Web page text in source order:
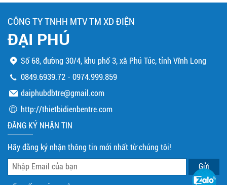
CÔNG TY TNHH MTV TM XD ĐIỆN
ĐẠI PHÚ
Số 68, đường 30/4, khu phố 3, xã Phú Túc, tỉnh Vĩnh Long
0849.6939.72 -0974.999.859
daiphubdbtre@gmail.com
http://thietbidienbentre.com
ĐĂNG KÝ NHẬN TIN
Hãy đăng ký nhận thông tin mới nhất từ chúng tôi!